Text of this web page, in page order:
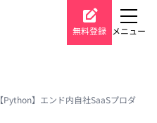
無料登録 メニュー
【Python】エンド内自社SaaSプロダ